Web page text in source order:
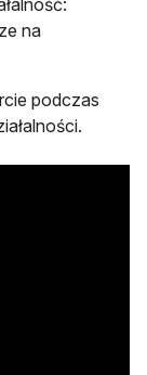
na
podczas